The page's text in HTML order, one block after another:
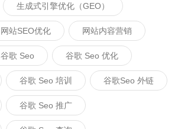
生成式引擎优化（GEO）
网站SEO优化 网站内容营销
谷歌 Seo 谷歌 Seo 优化
谷歌 Seo 培训 谷歌seo 外链
谷歌 Seo 推广